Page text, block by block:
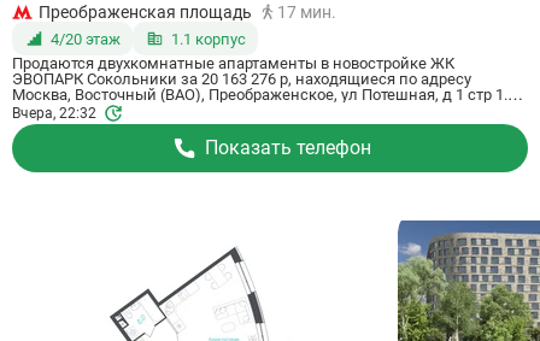
Преображенская площадь
17 мин.
4/20 этаж
1.1 корпус
Продаются двухкомнатные апартаменты в новостройке ЖК
ЭВОПАРК Сокольники за 20 163 276 р, находящиеся по адресу
Москва, Восточный (ВАО), Преображенское, ул Потешная, д 1 стр 1.
Застройщик дома Основа, ГК. Апартаменты сдаются в IV квартале
2026 года в 17 минутах пешком от станции метрополитена
Преображенская площадь. Общая площадь апартаментов - 52.25 м².
Этаж 4 из 20. ID апартаментов на СтройкиРУ 825506, назовите его
когда будете звонить.
Вчера, 22:32
Показать телефон